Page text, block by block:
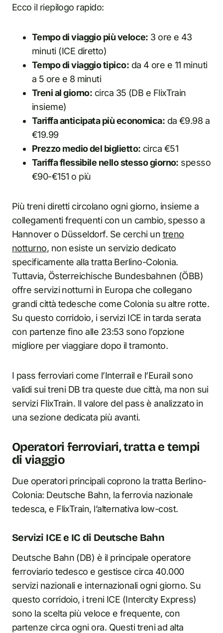
Ecco il riepilogo rapido:
Tempo di viaggio più veloce: 3 ore e 43
minuti (ICE diretto)
Tempo di viaggio tipico: da 4 ore e 11 minuti
a 5 ore e 8 minuti
Treni al giorno: circa 35 (DB e FlixTrain
insieme)
Tariffa anticipata più economica: da €9.98 a
€19.99
Prezzo medio del biglietto: circa €51
Tariffa flessibile nello stesso giorno: spesso
€90-€151 o più
Più treni diretti circolano ogni giorno, insieme a
collegamenti frequenti con un cambio, spesso a
Hannover o Düsseldorf. Se cerchi un treno
notturno, non esiste un servizio dedicato
specificamente alla tratta Berlino-Colonia.
Tuttavia, Österreichische Bundesbahnen (ÖBB)
offre servizi notturni in Europa che collegano
grandi città tedesche come Colonia su altre rotte.
Su questo corridoio, i servizi ICE in tarda serata
con partenze fino alle 23:53 sono l’opzione
migliore per viaggiare dopo il tramonto.
I pass ferroviari come l’Interrail e l’Eurail sono
validi sui treni DB tra queste due città, ma non sui
servizi FlixTrain. Il valore del pass è analizzato in
una sezione dedicata più avanti.
Operatori ferroviari, tratta e tempi
di viaggio
Due operatori principali coprono la tratta Berlino-
Colonia: Deutsche Bahn, la ferrovia nazionale
tedesca, e FlixTrain, l’alternativa low-cost.
Servizi ICE e IC di Deutsche Bahn
Deutsche Bahn (DB) è il principale operatore
ferroviario tedesco e gestisce circa 40.000
servizi nazionali e internazionali ogni giorno. Su
questo corridoio, i treni ICE (Intercity Express)
sono la scelta più veloce e frequente, con
partenze circa ogni ora. Questi treni ad alta